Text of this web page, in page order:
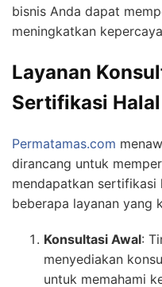
bisnis Anda dapat
meningkatkan
Layanan
Sertifikasi Halal
Permatamas.com
dirancang untuk
mendapatkan sertifikasi
beberapa layanan yang
Konsultasi Awal:
menyediakan
untuk memahami